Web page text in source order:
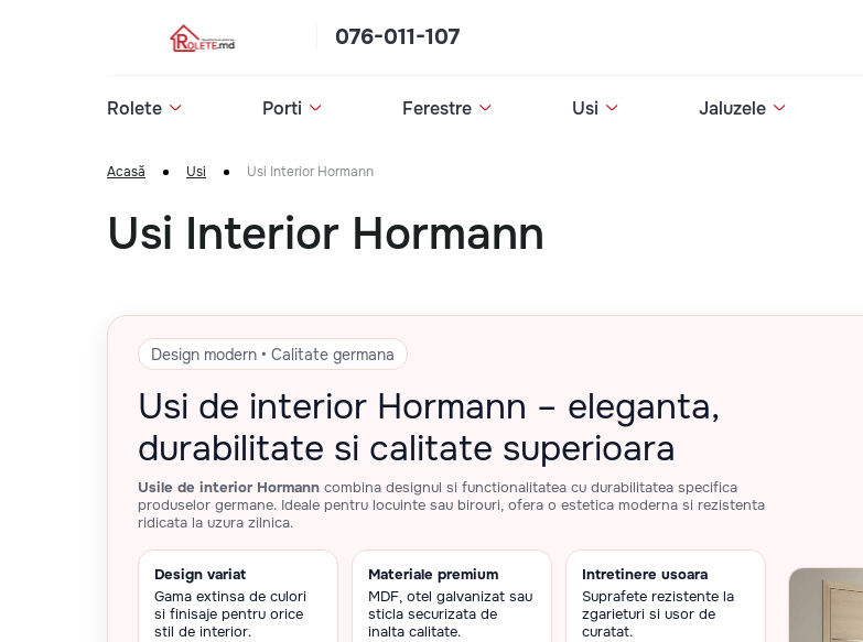
076-011-107
Rolete Porti Ferestre Usi Jaluzele
Acasă Usi Usi Interior Hormann
Usi Interior Hormann
Design modern • Calitate germana
Usi de interior Hormann – eleganta,
durabilitate si calitate superioara
Usile de interior Hormanncombina designul si functionalitatea cu durabilitatea specifica
produselor germane. Ideale pentru locuinte sau birouri, ofera o estetica moderna si rezistenta
ridicata la uzura zilnica.
Design variat
Gama extinsa de culori
si finisaje pentru orice
stil de interior.
Materiale premium
MDF, otel galvanizat sau
sticla securizata de
inalta calitate.
Intretinere usoara
Suprafete rezistente la
zgarieturi si usor de
curatat.